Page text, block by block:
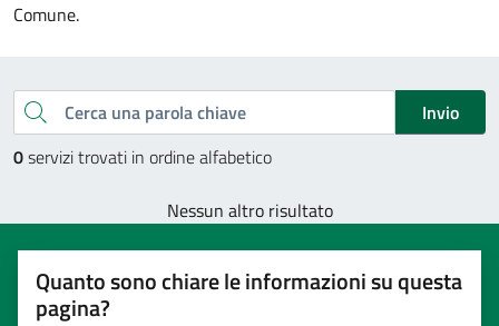
Comune.
Esplora tutti i servizi
Cerca una parola chiave
Invio
0servizi trovati in ordine alfabetico
Nessun altro risultato
Quanto sono chiare le informazioni su questa
pagina?